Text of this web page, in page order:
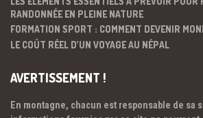
RANDONNÉE EN PLEINE NATURE
FORMATION SPORT : COMMENT DEVENIR
LE COÛT RÉEL D’UN VOYAGE AU NÉPAL
AVERTISSEMENT !
En montagne, chacun est responsable de sa